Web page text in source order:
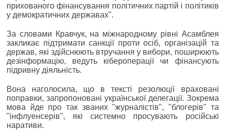
прихованого фінансування політичних партій і політиків
у демократичних державах".
За словами Кравчук, на міжнародному рівні Асамблея
закликає підтримати санкції проти осіб, організацій та
держав, які здійснюють втручання у вибори, поширюють
дезінформацію, ведуть кібероперації чи фінансують
підривну діяльність.
Вона наголосила, що в тексті резолюції враховані
поправки, запропоновані української делегації. Зокрема
мова йде про так званих "журналістів", "блогерів" та
"інфлуенсерів", які системно просувають російські
наративи.